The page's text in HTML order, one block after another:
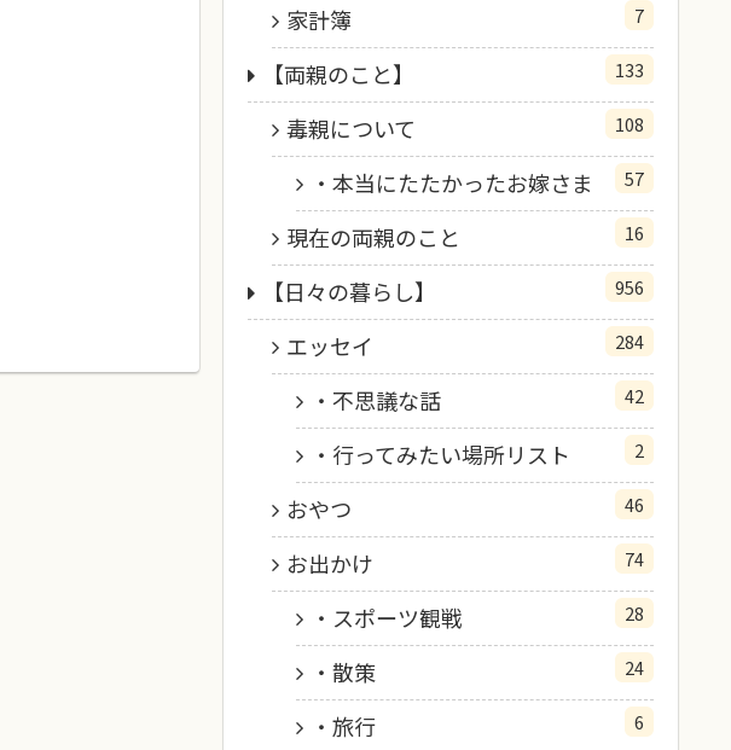
家計簿 7
【両親のこと】 133
毒親について 108
・本当にたたかったお嫁さま 57
現在の両親のこと 16
【日々の暮らし】 956
エッセイ 284
・不思議な話 42
・行ってみたい場所リスト 2
おやつ 46
お出かけ 74
・スポーツ観戦 28
・散策 24
・旅行 6